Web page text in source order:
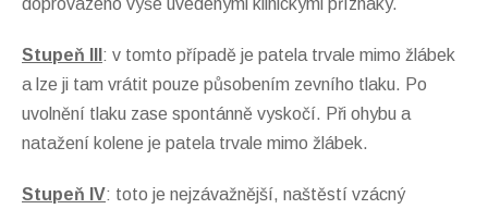
doprovázeno výše uvedenými klinickými příznaky.
Stupeň III : v tomto případě je patela trvale mimo žlábek
a lze ji tam vrátit pouze působením zevního tlaku. Po
uvolnění tlaku zase spontánně vyskočí. Při ohybu a
natažení kolene je patela trvale mimo žlábek.
Stupeň IV: toto je nejzávažnější, naštěstí vzácný